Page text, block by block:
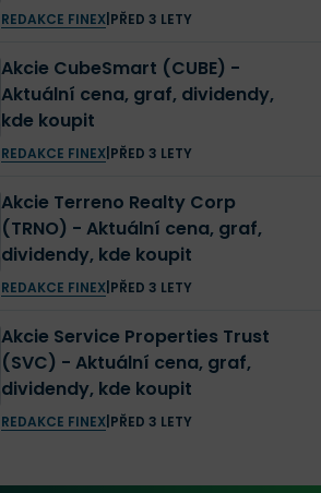
REDAKCE FINEX| PŘED 3 LETY
Akcie CubeSmart (CUBE) -
Aktuální cena, graf, dividendy,
kde koupit
REDAKCE FINEX| PŘED 3 LETY
Akcie Terreno Realty Corp
(TRNO) - Aktuální cena, graf,
dividendy, kde koupit
REDAKCE FINEX| PŘED 3 LETY
Akcie Service Properties Trust
(SVC) - Aktuální cena, graf,
dividendy, kde koupit
REDAKCE FINEX| PŘED 3 LETY